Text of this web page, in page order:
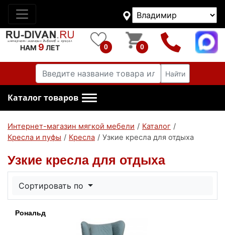
НАМ 9 ЛЕТ 0 0
Найти
Каталог товаров
Интернет-магазин мягкой мебели / Каталог /
Кресла и пуфы / Кресла / Узкие кресла для отдыха
Узкие кресла для отдыха
Сортировать по
Рональд